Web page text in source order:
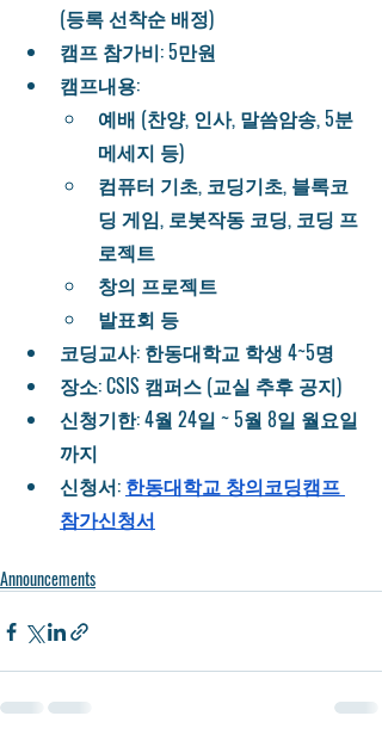
(등록 선착순 배정)
캠프 참가비: 5만원
캠프내용:
예배 (찬양, 인사, 말씀암송, 5분
메세지 등)
컴퓨터 기초, 코딩기초, 블록코
딩 게임, 로봇작동 코딩, 코딩 프
로젝트
창의 프로젝트
발표회 등
코딩교사: 한동대학교 학생 4~5명
장소: CSIS 캠퍼스 (교실 추후 공지)
신청기한: 4월 24일 ~ 5월 8일 월요일
까지
신청서: 한동대학교 창의코딩캠프
참가신청서
Announcements